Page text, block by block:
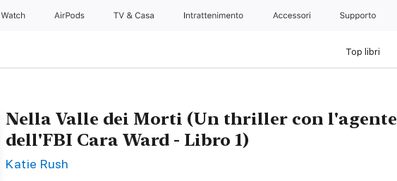
Watch AirPods TV & Casa Intrattenimento Accessori Supporto
Top libri
Nella Valle dei Morti (Un thriller con l'agente
dell'FBI Cara Ward - Libro 1)
Katie Rush